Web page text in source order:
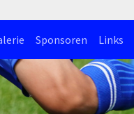
Sponsoren Links